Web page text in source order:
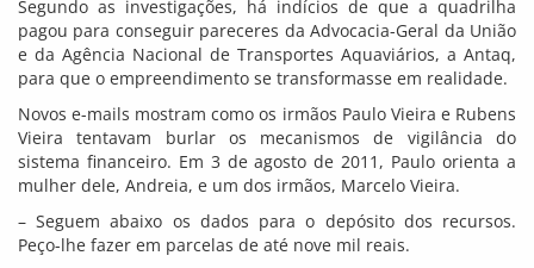
Segundo as investigações, há indícios de que a quadrilha
pagou para conseguir pareceres da Advocacia-Geral da União
e da Agência Nacional de Transportes Aquaviários, a Antaq,
para que o empreendimento se transformasse em realidade.
Novos e-mails mostram como os irmãos Paulo Vieira e Rubens
Vieira tentavam burlar os mecanismos de vigilância do
sistema financeiro. Em 3 de agosto de 2011, Paulo orienta a
mulher dele, Andreia, e um dos irmãos, Marcelo Vieira.
– Seguem abaixo os dados para o depósito dos recursos.
Peço-lhe fazer em parcelas de até nove mil reais.